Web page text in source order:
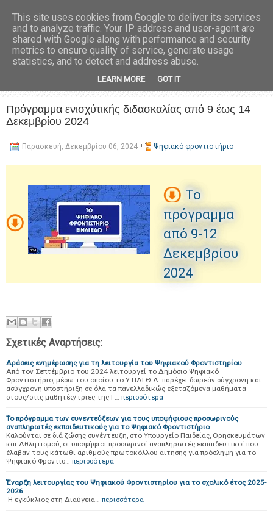
Πρόγραμμα ενισχύτικής διδασκαλίας από 9 έως 14
Δεκεμβρίου 2024
Παρασκευή, Δεκεμβρίου 06, 2024 Ψηφιακό φροντιστήριο
Το
πρόγραμμα
από 9-12
Δεκεμβρίου
2024
Σχετικές Αναρτήσεις:
Δράσεις ενημέρωσης για τη λειτουργία του Ψηφιακού Φροντιστηρίου
Από τον Σεπτέμβριο του 2024 λειτουργεί το Δημόσιο Ψηφιακό
Φροντιστήριο, μέσω του οποίου το Υ.ΠΑΙ.Θ.Α. παρέχει δωρεάν σύγχρονη και
ασύγχρονη υποστήριξη σε όλα τα πανελλαδικώς εξεταζόμενα μαθήματα
στους/στις μαθητές/τριες της Γ… περισσότερα
Το πρόγραμμα των συνεντεύξεων για τους υποψήφιους προσωρινούς
αναπληρωτές εκπαιδευτικούς για το Ψηφιακό Φροντιστήριο
Καλούνται σε διά ζώσης συνέντευξη, στο Υπουργείο Παιδείας, Θρησκευμάτων
και Αθλητισμού, οι υποψήφιοι προσωρινοί αναπληρωτές εκπαιδευτικοί που
έλαβαν τους κάτωθι αριθμούς πρωτοκόλλου αίτησης για πρόσληψη για το
Ψηφιακό Φροντισ… περισσότερα
Έναρξη λειτουργίας του Ψηφιακού Φροντιστηρίου για το σχολικό έτος 2025-
2026
Η εγκύκλιος στη Διαύγεια… περισσότερα
This site uses cookies from Google to deliver its services
and to analyze traffic. Your IP address and user-agent are
shared with Google along with performance and security
metrics to ensure quality of service, generate usage
statistics, and to detect and address abuse.
LEARN MORE GOT IT